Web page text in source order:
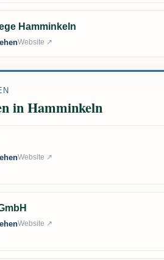
Hamminkeln
Website ↗
in Hamminkeln
Website ↗
Website ↗